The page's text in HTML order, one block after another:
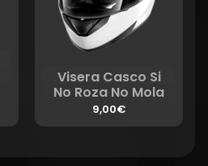
Visera Casco Si
No Roza No Mola
9,00€